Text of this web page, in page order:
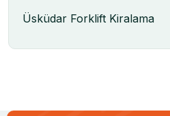
Üsküdar Forklift Kiralama